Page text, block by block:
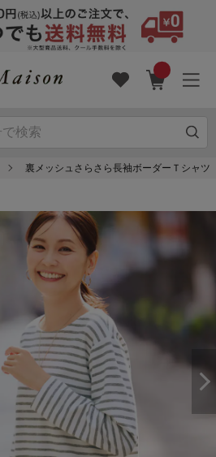
裏メッシュさらさら長袖ボーダーＴシャツ